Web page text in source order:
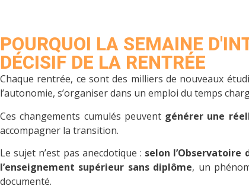
POURQUOI LA SEMAINE
DÉCISIF DE LA RENTRÉE
Chaque rentrée, ce sont des milliers de nouveaux
l’autonomie, s’organiser dans un emploi du temps
Ces changements cumulés peuvent générer une
accompagner la transition.
Le sujet n’est pas anecdotique : selon l’Observatoire
l’enseignement supérieur sans diplôme, un
documenté.